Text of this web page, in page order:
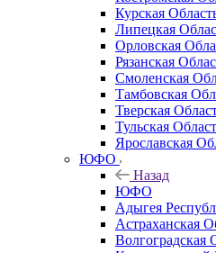
Курская
Липецкая
Орловская
Рязанская
Смоленская
Тамбовская
Тверская
Тульская
Ярославская
ЮФО
Назад
ЮФО
Адыгея
Астраханская
Волгоградская